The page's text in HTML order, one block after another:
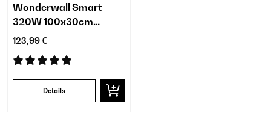
Wonderwall Smart
320W 100x30cm
Infrarood Paneel Wit
123,99 €
Details